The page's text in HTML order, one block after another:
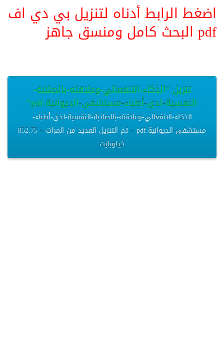
اضغط الرابط أدناه لتنزيل بي دي اف
pdf البحث كامل ومنسق جاهز
تنزيل “الذكاء-الانفعالي-وعلاقته-بالصلابة-
النفسية-لدى-أطباء-مستشفى-الديوانية.pdf”
الذكاء-الانفعالي-وعلاقته-بالصلابة-النفسية-لدى-أطباء-
مستشفى-الديوانية.pdf – تم التنزيل العديد من المرات – 852.75
كيلوبايت